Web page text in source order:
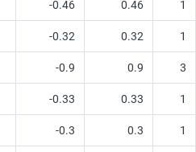
-0.46 0.46 1
-0.32 0.32 1
-0.9 0.9 3
-0.33 0.33 1
-0.3 0.3 1